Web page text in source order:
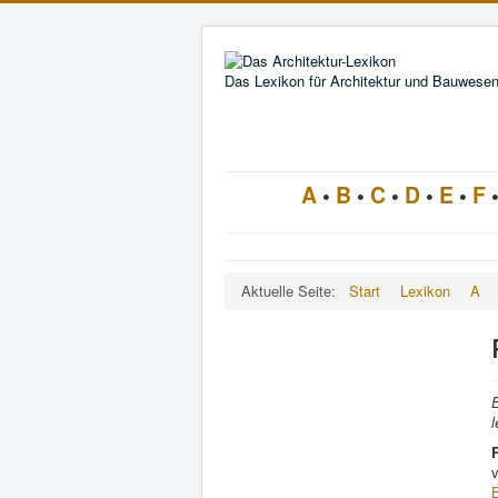
Das Lexikon für Architektur und Bauwesen
A • B • C • D • E • F
Aktuelle Seite: Start Lexikon A